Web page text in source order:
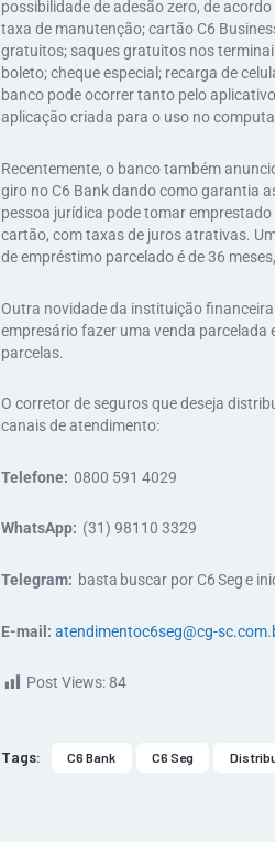
possibilidade de adesão zero, de
taxa de manutenção; cartão C6
gratuitos; saques gratuitos nos
boleto; cheque especial; recarga de
banco pode ocorrer tanto pelo
aplicação criada para o uso no
Recentemente, o banco também
giro no C6 Bank dando como garantia
pessoa jurídica pode tomar
cartão, com taxas de juros atrativas.
de empréstimo parcelado é de 36
Outra novidade da instituição
empresário fazer uma venda
parcelas.
O corretor de seguros que deseja
canais de atendimento:
Telefone: 0800 591 4029
WhatsApp: (31) 98110 3329
Telegram: basta buscar por C6 Seg e
E-mail: atendimentoc6seg@cg-
Post Views: 84
Tags: C6 Bank C6 Seg